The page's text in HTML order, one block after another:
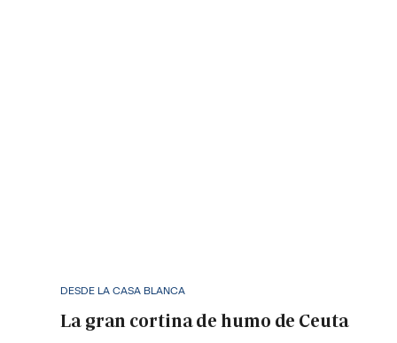
DESDE LA CASA BLANCA
La gran cortina de humo de Ceuta